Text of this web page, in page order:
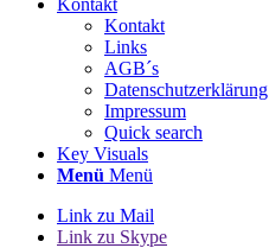
Kontakt
Kontakt
Links
AGB´s
Datenschutzerklärung
Impressum
Quick search
Key Visuals
Menü Menü
Link zu Mail
Link zu Skype